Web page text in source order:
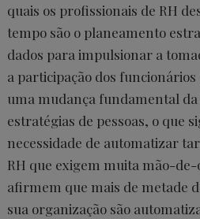
quais os profissionais de RH
tempo são o planeamento
dados para impulsionar a
a participação dos funcionários
uma mudança fundamental
estratégias de pessoas, o que
necessidade de automatizar
RH que exigem muita mão-de-
afirmem que mais de metade
sua organização são